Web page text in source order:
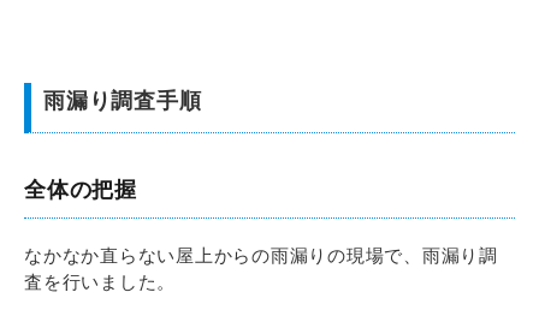
雨漏り調査手順
全体の把握
なかなか直らない屋上からの雨漏りの現場で、雨漏り調
査を行いました。